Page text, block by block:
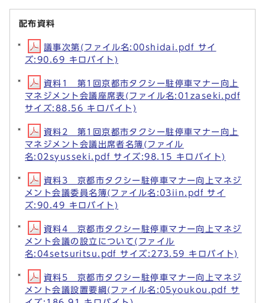
配布資料
議事次第(ファイル名:00shidai.pdf サイ
ズ:90.69 キロバイト)
資料1 第1回京都市タクシー駐停車マナー向上
マネジメント会議座席表(ファイル名:01zaseki.pdf
サイズ:88.56 キロバイト)
資料2 第1回京都市タクシー駐停車マナー向上
マネジメント会議出席者名簿(ファイル
名:02syusseki.pdf サイズ:98.15 キロバイト)
資料3 京都市タクシー駐停車マナー向上マネジ
メント会議委員名簿(ファイル名:03iin.pdf サイ
ズ:90.49 キロバイト)
資料4 京都市タクシー駐停車マナー向上マネジ
メント会議の設立について(ファイル
名:04setsuritsu.pdf サイズ:273.59 キロバイト)
資料5 京都市タクシー駐停車マナー向上マネジ
メント会議設置要綱(ファイル名:05youkou.pdf サ